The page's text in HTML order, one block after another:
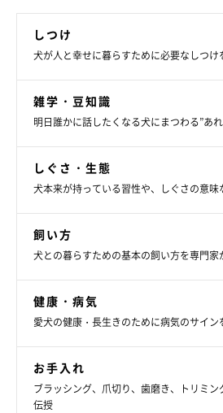
しつけ
犬が人と幸せに暮らすために必要なしつけ
雑学・豆知識
明日誰かに話したくなる犬にまつわる”あ
しぐさ・生態
犬本来が持っている習性や、しぐさの意
飼い方
犬との暮らすための基本の飼い方を専門
健康・病気
愛犬の健康・長生きのために病気のサイ
お手入れ
ブラッシング、爪切り、歯磨き、トリミ
伝授